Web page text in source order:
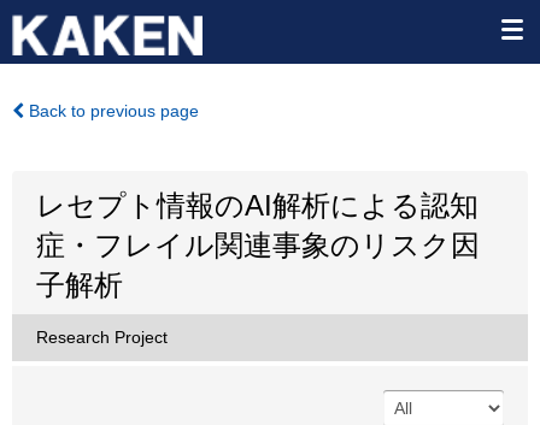
Back to previous page
レセプト情報のAI解析による認知
症・フレイル関連事象のリスク因
子解析
Research Project